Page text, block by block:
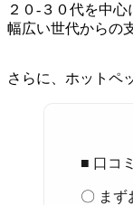
２０-３０代を中心
幅広い世代からの
さらに、ホットペ
■ 口コ
〇 まず